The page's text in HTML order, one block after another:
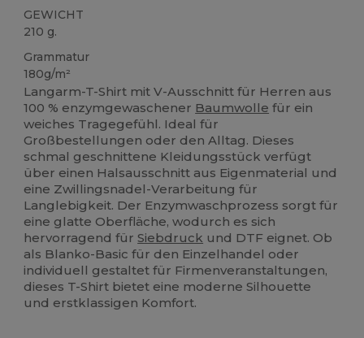
GEWICHT
210 g.
Grammatur
180g/m²
Langarm-T-Shirt mit V-Ausschnitt für Herren aus
100 % enzymgewaschener Baumwolle für ein
weiches Tragegefühl. Ideal für
Großbestellungen oder den Alltag. Dieses
schmal geschnittene Kleidungsstück verfügt
über einen Halsausschnitt aus Eigenmaterial und
eine Zwillingsnadel-Verarbeitung für
Langlebigkeit. Der Enzymwaschprozess sorgt für
eine glatte Oberfläche, wodurch es sich
hervorragend fürSiebdruck und DTF eignet. Ob
als Blanko-Basic für den Einzelhandel oder
individuell gestaltet für Firmenveranstaltungen,
dieses T-Shirt bietet eine moderne Silhouette
und erstklassigen Komfort.